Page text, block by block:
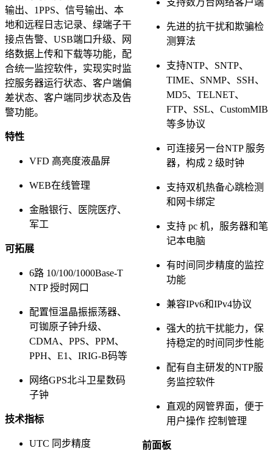
输出、1PPS、信号输出、本
地和远程日志记录、绿端子干
接点告警、USB端口升级、网
络数据上传和下载等功能，配
合统一监控软件，实现实时监
控服务器运行状态、客户端偏
差状态、客户端同步状态及告
警功能。
特性
VFD 高亮度液晶屏
WEB在线管理
金融银行、医院医疗、
军工
可拓展
6路 10/100/1000Base-T
NTP 授时网口
配置恒温晶振振荡器、
可铷原子钟升级、
CDMA、PPS、PPM、
PPH、E1、IRIG-B码等
网络GPS北斗卫星数码
子钟
技术指标
UTC 同步精度
先进的抗干扰和欺骗检
测算法
支持NTP、SNTP、
TIME、SNMP、SSH、
MD5、TELNET、
FTP、SSL、CustomMIB
等多协议
可连接另一台NTP 服务
器，构成 2 级时钟
支持双机热备心跳检测
和网卡绑定
支持 pc 机，服务器和笔
记本电脑
有时间同步精度的监控
功能
兼容IPv6和IPv4协议
强大的抗干扰能力，保
持稳定的时间同步性能
配有自主研发的NTP服
务监控软件
直观的网管界面，便于
用户操作 控制管理
前面板